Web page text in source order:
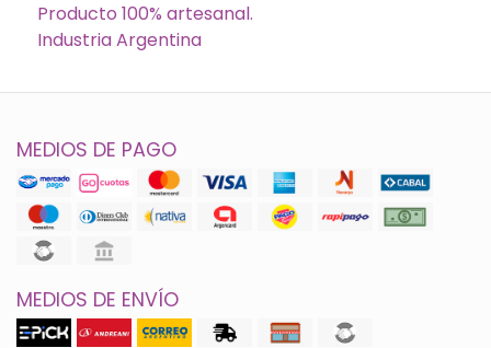
Producto 100% artesanal.
Industria Argentina
MEDIOS DE PAGO
MEDIOS DE ENVÍO